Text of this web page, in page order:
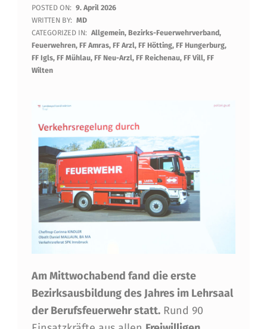
S
T
A
R
D
E
R
B
E
Z
I
R
K
S
POSTED ON: 9. April 2026
WRITTEN BY: MD
CATEGORIZED IN: Allgemein,Bezirks-Feuerwehrverband,
Feuerwehren, FF Amras, FF Arzl, FF Hötting, FF Hungerburg,
FF Igls, FF Mühlau, FF Neu-Arzl, FF Reichenau, FF Vill, FF
Wilten
Am Mittwochabend fand die erste
Bezirksausbildung des Jahres im Lehrsaal
der Berufsfeuerwehr statt.Rund 90